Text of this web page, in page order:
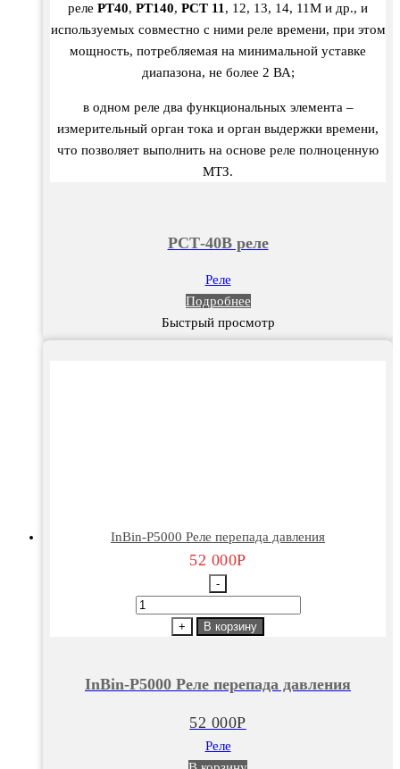
реле РТ40, РТ140, РСТ 11, 12, 13, 14, 11М и др., и
используемых совместно с ними реле времени, при этом
мощность, потребляемая на минимальной уставке
диапазона, не более 2 ВА;
в одном реле два функциональных элемента –
измерительный орган тока и орган выдержки времени,
что позволяет выполнить на основе реле полноценную
МТЗ.
РСТ-40В реле
Реле
Подробнее
Быстрый просмотр
InBin-P5000 Реле перепада давления
52 000Р
-
Количество
Реле
+ В корзину
InBin-P5000 Реле перепада давления
52 000Р
Реле